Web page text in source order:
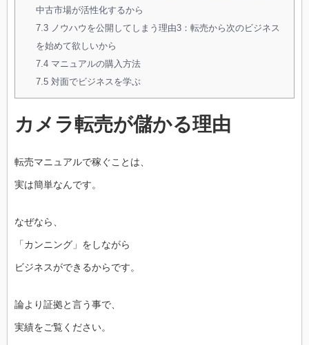
中古市場が活性化するから
7.3ノウハウを公開してしまう理由3：転売から次のビジネス
を始めて欲しいから
7.4マニュアルの購入方法
7.5対面でビジネスを学ぶ
カメラ転売が儲かる理由
転売マニュアルで稼ぐことは、
実は簡単なんです。
なぜなら、
「カンニング」をしながら
ビジネスができるからです。
論より証拠と言う事で、
実績をご覧ください。